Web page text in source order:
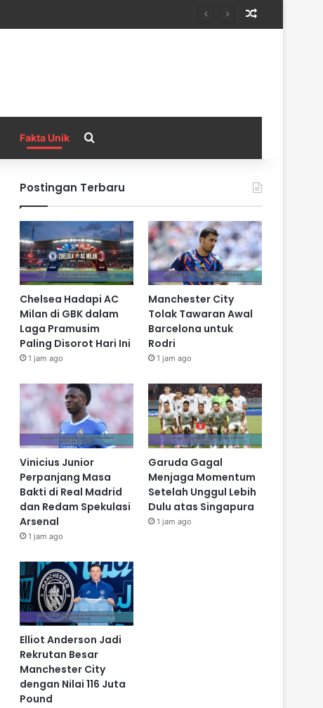
Fakta Unik
Postingan Terbaru
Chelsea Hadapi AC
Milan di GBK dalam
Laga Pramusim
Paling Disorot Hari Ini
1 jam ago
Manchester City
Tolak Tawaran Awal
Barcelona untuk
Rodri
1 jam ago
Vinicius Junior
Perpanjang Masa
Bakti di Real Madrid
dan Redam Spekulasi
Arsenal
1 jam ago
Garuda Gagal
Menjaga Momentum
Setelah Unggul Lebih
Dulu atas Singapura
1 jam ago
Elliot Anderson Jadi
Rekrutan Besar
Manchester City
dengan Nilai 116 Juta
Pound